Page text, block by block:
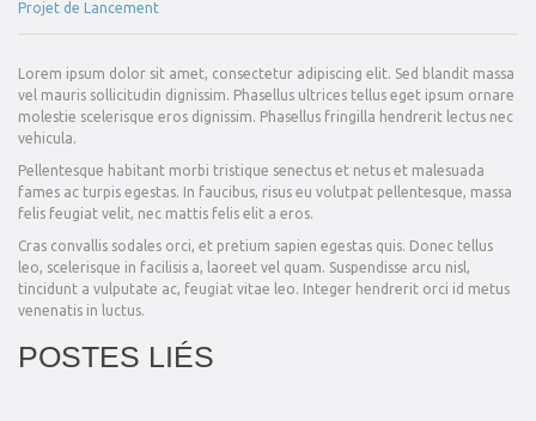
Projet de Lancement
Lorem ipsum dolor sit amet, consectetur adipiscing elit. Sed blandit massa
vel mauris sollicitudin dignissim. Phasellus ultrices tellus eget ipsum ornare
molestie scelerisque eros dignissim. Phasellus fringilla hendrerit lectus nec
vehicula.
Pellentesque habitant morbi tristique senectus et netus et malesuada
fames ac turpis egestas. In faucibus, risus eu volutpat pellentesque, massa
felis feugiat velit, nec mattis felis elit a eros.
Cras convallis sodales orci, et pretium sapien egestas quis. Donec tellus
leo, scelerisque in facilisis a, laoreet vel quam. Suspendisse arcu nisl,
tincidunt a vulputate ac, feugiat vitae leo. Integer hendrerit orci id metus
venenatis in luctus.
POSTES LIÉS